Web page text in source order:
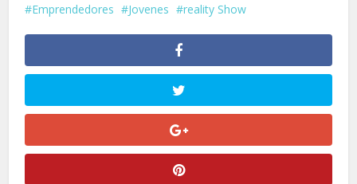
Emprendedores Jovenes reality Show